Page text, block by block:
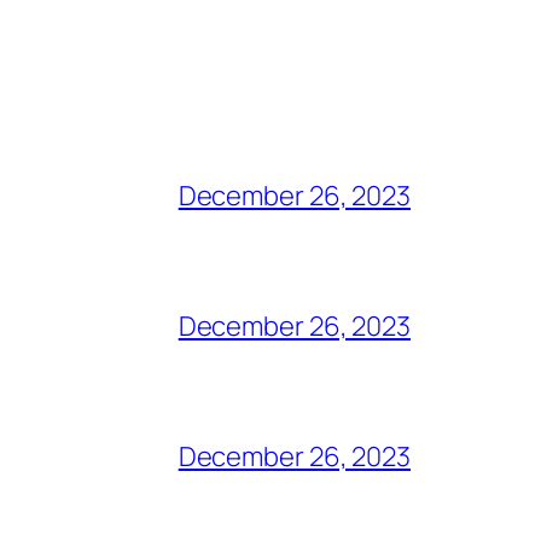
December 26, 2023
December 26, 2023
December 26, 2023